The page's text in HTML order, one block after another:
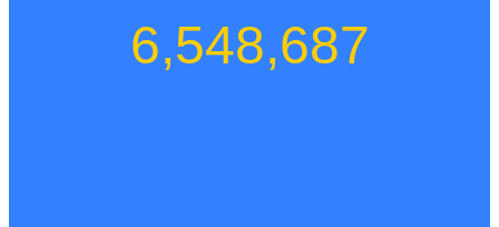
6,548,687